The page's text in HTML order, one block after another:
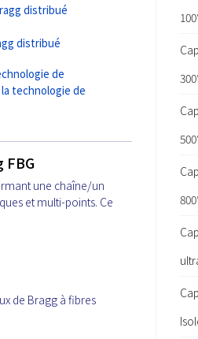
distribué
distribué
de
technologie de
une chaîne/un
et multi-points. Ce
de Bragg à fibres